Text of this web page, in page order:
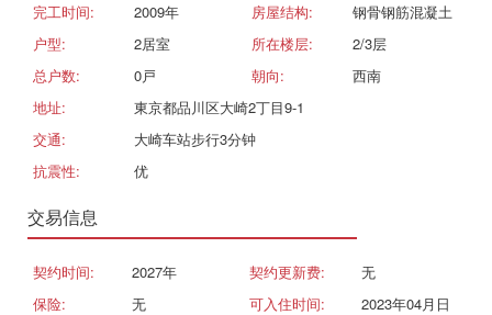
完工时间:
2009年 房屋结构:
钢骨钢筋混凝土
户型:
2居室 所在楼层:
2/3层
总户数:
0戸 朝向:
西南
地址:
東京都品川区大崎2丁目9-1
交通:
大崎车站步行3分钟
抗震性:
优
交易信息
契约时间: 2027年 契约更新费:
无
保险:
无 可入住时间:
2023年04月日